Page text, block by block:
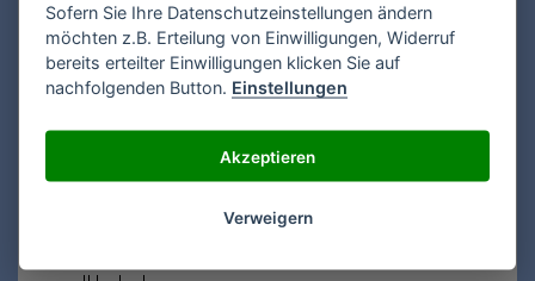
Nachname*:
Sofern Sie Ihre Datenschutzeinstellungen ändern
möchten z.B. Erteilung von Einwilligungen, Widerruf
bereits erteilter Einwilligungen klicken Sie auf
nachfolgenden Button. Einstellungen
Akzeptieren
Verweigern